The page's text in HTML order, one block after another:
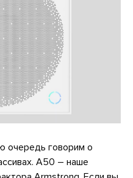
очередь говорим о
A50 – наше